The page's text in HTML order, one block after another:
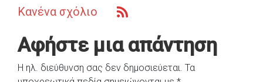
Κανένα σχόλιο
Αφήστε μια απάντηση
Η ηλ. διεύθυνση σας δεν δημοσιεύεται. Τα